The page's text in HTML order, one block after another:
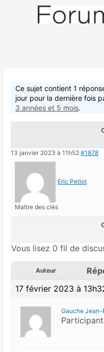
Ce sujet contient 1
jour pour la dernière fois
3 années et 5 mois.
13 janvier 2023 à 11h52 #1878
Eric Petiot
Maître des clés
Vous lisez 0 fil de
Auteur
17 février 2023 à
Gauche Jean-
Participant